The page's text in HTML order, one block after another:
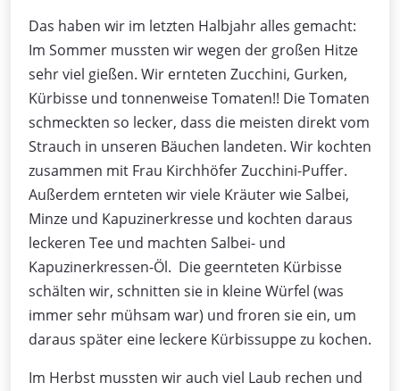
Das haben wir im letzten Halbjahr alles gemacht:
Im Sommer mussten wir wegen der großen Hitze
sehr viel gießen. Wir ernteten Zucchini, Gurken,
Kürbisse und tonnenweise Tomaten!! Die Tomaten
schmeckten so lecker, dass die meisten direkt vom
Strauch in unseren Bäuchen landeten. Wir kochten
zusammen mit Frau Kirchhöfer Zucchini-Puffer.
Außerdem ernteten wir viele Kräuter wie Salbei,
Minze und Kapuzinerkresse und kochten daraus
leckeren Tee und machten Salbei- und
Kapuzinerkressen-Öl. Die geernteten Kürbisse
schälten wir, schnitten sie in kleine Würfel (was
immer sehr mühsam war) und froren sie ein, um
daraus später eine leckere Kürbissuppe zu kochen.
Im Herbst mussten wir auch viel Laub rechen und